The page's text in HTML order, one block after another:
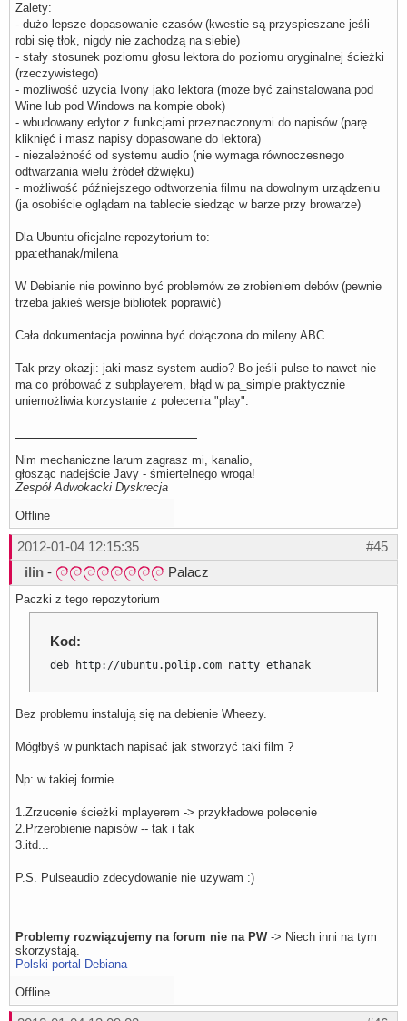
Zalety:
- dużo lepsze dopasowanie czasów (kwestie są przyspieszane jeśli
robi się tłok, nigdy nie zachodzą na siebie)
- stały stosunek poziomu głosu lektora do poziomu oryginalnej ścieżki
(rzeczywistego)
- możliwość użycia Ivony jako lektora (może być zainstalowana pod
Wine lub pod Windows na kompie obok)
- wbudowany edytor z funkcjami przeznaczonymi do napisów (parę
kliknięć i masz napisy dopasowane do lektora)
- niezależność od systemu audio (nie wymaga równoczesnego
odtwarzania wielu źródeł dźwięku)
- możliwość późniejszego odtworzenia filmu na dowolnym urządzeniu
(ja osobiście oglądam na tablecie siedząc w barze przy browarze)
Dla Ubuntu oficjalne repozytorium to:
ppa:ethanak/milena
W Debianie nie powinno być problemów ze zrobieniem debów (pewnie
trzeba jakieś wersje bibliotek poprawić)
Cała dokumentacja powinna być dołączona do mileny ABC
Tak przy okazji: jaki masz system audio? Bo jeśli pulse to nawet nie
ma co próbować z subplayerem, błąd w pa_simple praktycznie
uniemożliwia korzystanie z polecenia "play".
Nim mechaniczne larum zagrasz mi, kanalio,
głosząc nadejście Javy - śmiertelnego wroga!
Zespół Adwokacki Dyskrecja
Offline
#45
2012-01-04 12:15:35
ilin - Palacz
Paczki z tego repozytorium
Kod:
deb http://ubuntu.polip.com natty ethanak
Bez problemu instalują się na debienie Wheezy.
Mógłbyś w punktach napisać jak stworzyć taki film ?
Np: w takiej formie
1.Zrzucenie ścieżki mplayerem -> przykładowe polecenie
2.Przerobienie napisów -- tak i tak
3.itd...
P.S. Pulseaudio zdecydowanie nie używam :)
Problemy rozwiązujemy na forum nie na PW-> Niech inni na tym
skorzystają.
Polski portal Debiana
Offline